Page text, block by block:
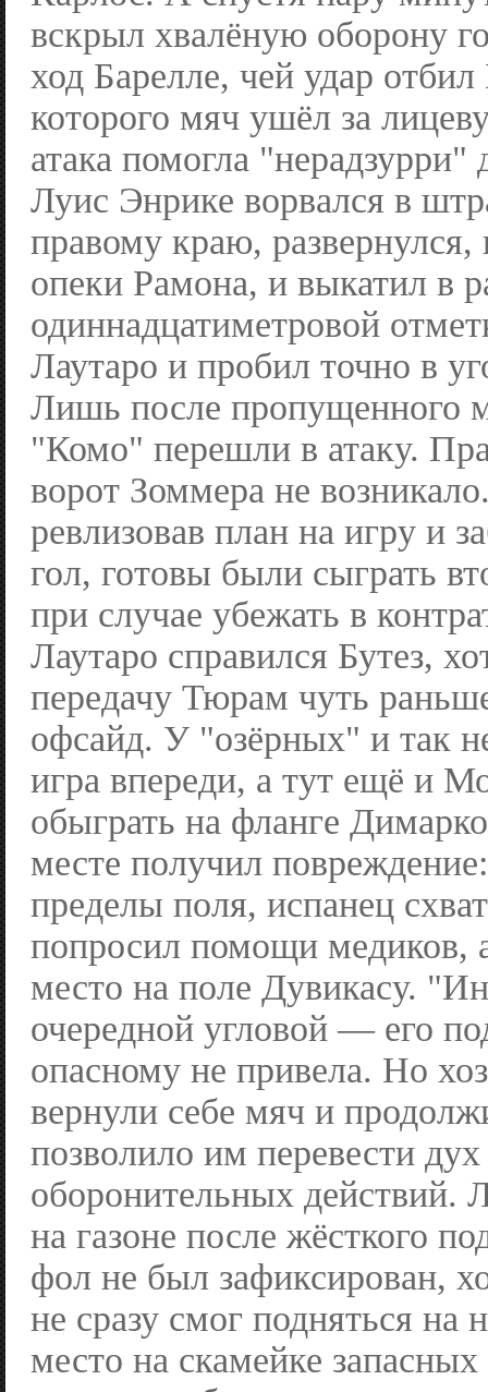
вскрыл хвалёную оборону
ход Барелле, чей удар отбил
которого мяч ушёл за
атака помогла "нерадзурри"
Луис Энрике ворвался в
правому краю, развернулся,
опеки Рамона, и выкатил в
одиннадцатиметровой
Лаутаро и пробил точно в
Лишь после пропущенного
"Комо" перешли в атаку.
ворот Зоммера не
ревлизовав план на игру и
гол, готовы были сыграть
при случае убежать в
Лаутаро справился Бутез,
передачу Тюрам чуть
офсайд. У "озёрных" и так
игра впереди, а тут ещё и
обыграть на фланге
месте получил
пределы поля, испанец
попросил помощи медиков,
место на поле Дувикасу.
очередной угловой — его
опасному не привела. Но
вернули себе мяч и
позволило им перевести
оборонительных действий.
на газоне после жёсткого
фол не был зафиксирован,
не сразу смог подняться на
место на скамейке